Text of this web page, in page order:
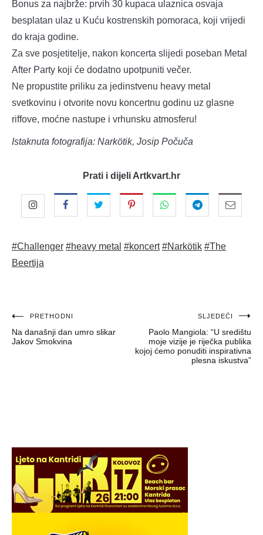
Bonus za najbrže: prvih 30 kupaca ulaznica osvaja
besplatan ulaz u Kuću kostrenskih pomoraca, koji vrijedi
do kraja godine.
Za sve posjetitelje, nakon koncerta slijedi poseban Metal
After Party koji će dodatno upotpuniti večer.
Ne propustite priliku za jedinstvenu heavy metal
svetkovinu i otvorite novu koncertnu godinu uz glasne
riffove, moćne nastupe i vrhunsku atmosferu!
Istaknuta fotografija: Narkötik, Josip Počuča
Prati i dijeli Artkvart.hr
#Challenger #heavy metal #koncert #Narkötik #The
Beertija
Navigacija
objava
PRETHODNI
Na današnji dan umro slikar
Jakov Smokvina
SLJEDEĆI
Paolo Mangiola: “U središtu
moje vizije je riječka publika
kojoj ćemo ponuditi inspirativna
plesna iskustva”